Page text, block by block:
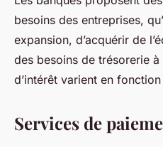
besoins des entreprises,
expansion, d’acquérir de
des besoins de trésorerie
d’intérêt varient en
Services de